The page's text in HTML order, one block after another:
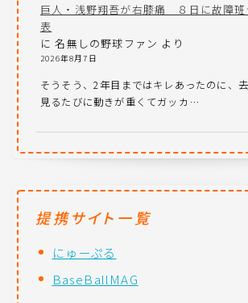
巨人・浅野翔吾が右膝痛 ８日に故障班
表
に名無しの野球ファン より
2026年8月7日
そうそう、2年目まではキレあったのに、
見るたびに動きが重くてガッカ…
提携サイト一覧
にゅーぷる
BaseBallMAG